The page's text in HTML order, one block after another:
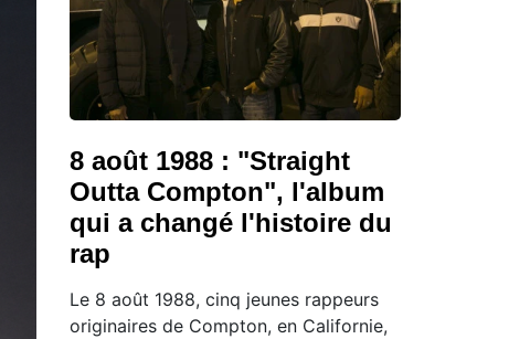
8 août 1988 : "Straight
Outta Compton", l'album
qui a changé l'histoire du
rap
Le 8 août 1988, cinq jeunes rappeurs
originaires de Compton, en Californie,